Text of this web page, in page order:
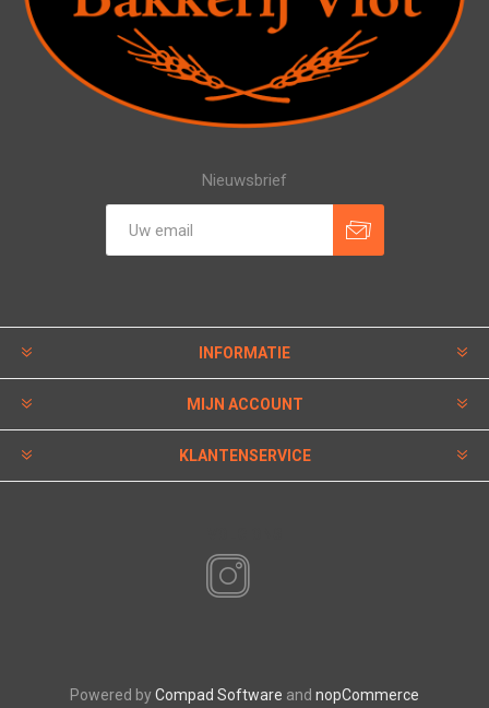
Nieuwsbrief
INFORMATIE
MIJN ACCOUNT
KLANTENSERVICE
Powered byCompad Software and nopCommerce